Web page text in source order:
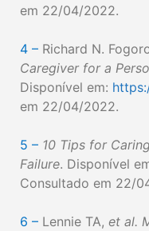
em 22/04/2022.
4 – Richard N.
Caregiver for a
Disponível em:
em 22/04/2022.
5 – 10 Tips for
Failure. Disponível
Consultado em 22/
6 – Lennie TA, et al.